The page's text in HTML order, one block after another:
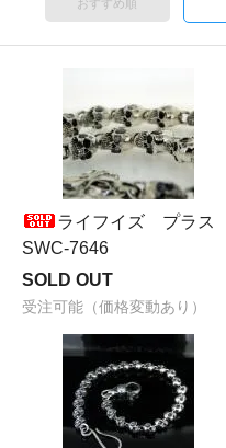
おすすめ順
ライフイズ プラス
SWC-7646
SOLD OUT
受注可能（価格変動あり）